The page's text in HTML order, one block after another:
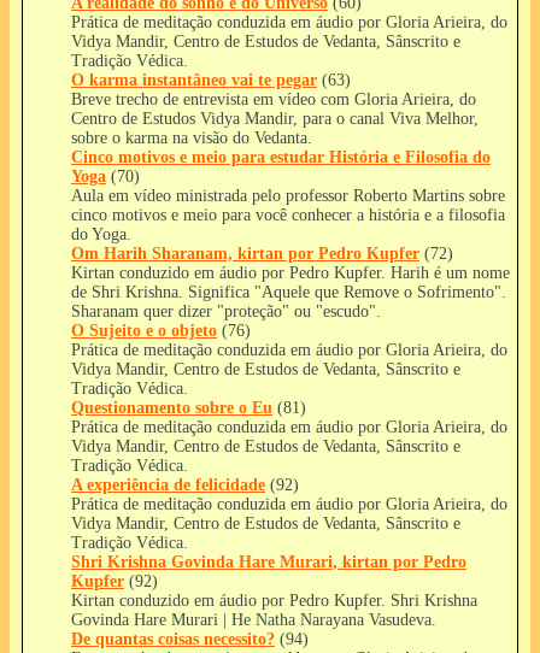
Prática de meditação conduzida em áudio por Gloria Arieira, do
Vidya Mandir, Centro de Estudos de Vedanta, Sânscrito e
Tradição Védica.
O karma instantâneo vai te pegar (63)
Breve trecho de entrevista em vídeo com Gloria Arieira, do
Centro de Estudos Vidya Mandir, para o canal Viva Melhor,
sobre o karma na visão do Vedanta.
Cinco motivos e meio para estudar História e Filosofia do
Yoga (70)
Aula em vídeo ministrada pelo professor Roberto Martins sobre
cinco motivos e meio para você conhecer a história e a filosofia
do Yoga.
Om Harih Sharanam, kirtan por Pedro Kupfer (72)
Kirtan conduzido em áudio por Pedro Kupfer. Harih é um nome
de Shri Krishna. Significa "Aquele que Remove o Sofrimento".
Sharanam quer dizer "proteção" ou "escudo".
O Sujeito e o objeto (76)
Prática de meditação conduzida em áudio por Gloria Arieira, do
Vidya Mandir, Centro de Estudos de Vedanta, Sânscrito e
Tradição Védica.
Questionamento sobre o Eu (81)
Prática de meditação conduzida em áudio por Gloria Arieira, do
Vidya Mandir, Centro de Estudos de Vedanta, Sânscrito e
Tradição Védica.
A experiência de felicidade (92)
Prática de meditação conduzida em áudio por Gloria Arieira, do
Vidya Mandir, Centro de Estudos de Vedanta, Sânscrito e
Tradição Védica.
Shri Krishna Govinda Hare Murari, kirtan por Pedro
Kupfer (92)
Kirtan conduzido em áudio por Pedro Kupfer. Shri Krishna
Govinda Hare Murari | He Natha Narayana Vasudeva.
De quantas coisas necessito? (94)